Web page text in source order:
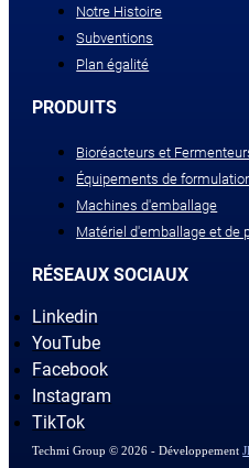
Notre Histoire
Subventions
Plan égalité
PRODUITS
Bioréacteurs et
Équipements de
Machines d'emballage
Matériel d'emballage et de
RÉSEAUX SOCIAUX
Linkedin
YouTube
Facebook
Instagram
TikTok
Techmi Group © 2026 - Développement